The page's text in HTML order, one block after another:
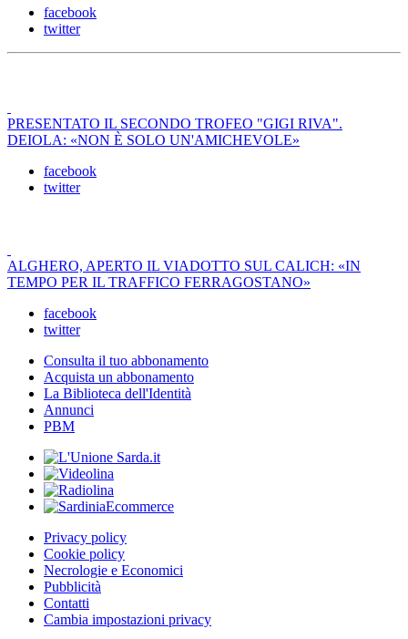
facebook
twitter
PRESENTATO IL SECONDO TROFEO "GIGI RIVA".
DEIOLA: «NON È SOLO UN'AMICHEVOLE»
facebook
twitter
ALGHERO, APERTO IL VIADOTTO SUL CALICH: «IN
TEMPO PER IL TRAFFICO FERRAGOSTANO»
facebook
twitter
Consulta il tuo abbonamento
Acquista un abbonamento
La Biblioteca dell'Identità
Annunci
PBM
Privacy policy
Cookie policy
Necrologie e Economici
Pubblicità
Contatti
Cambia impostazioni privacy